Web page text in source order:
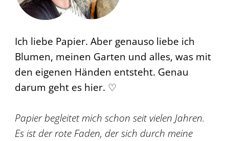
Ich liebe Papier. Aber genauso liebe ich
Blumen, meinen Garten und alles, was mit
den eigenen Händen entsteht. Genau
darum geht es hier. ♡
Papier begleitet mich schon seit vielen Jahren.
Es ist der rote Faden, der sich durch meine